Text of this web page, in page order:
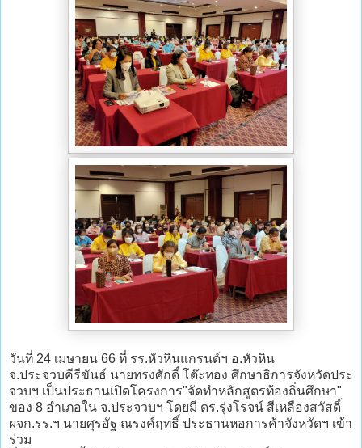
วันที่ 24 เมษายน 66 ที่ รร.หัวหินแกรนด์ฯ อ.หัวหิน
จ.ประจวบคีรีขันธ์ นายทรงศักดิ์ โต๊ะทอง ศึกษาธิการจังหวัดประ
จวบฯ เป็นประธานเปิดโครงการ"จัดทำหลักสูตรท้องถิ่นศึกษา"
ของ 8 อำเภอใน จ.ประจวบฯ โดยมี ดร.รุ่งโรจน์ สีเหลืองสวัสดิ์
ผจก.รร.ฯ นายศุรอัฐ ณรงค์ฤทธิ์ ประธานหอการค้าจังหวัดฯ เข้า
ร่วม